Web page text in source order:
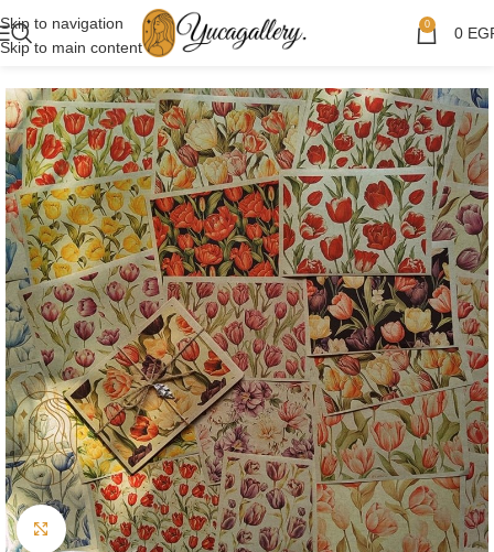
Skip to navigation
Skip to main content
0 0
Click to enlarge